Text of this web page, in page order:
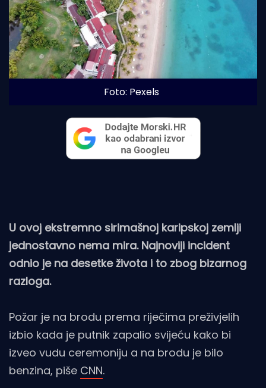
Foto: Pexels
U ovoj ekstremno sirimašnoj karipskoj zemlji
jednostavno nema mira. Najnoviji incident
odnio je na desetke života i to zbog bizarnog
razloga.
Požar je na brodu prema riječima preživjelih
izbio kada je putnik zapalio svijeću kako bi
izveo vudu ceremoniju a na brodu je bilo
benzina, piše CNN.